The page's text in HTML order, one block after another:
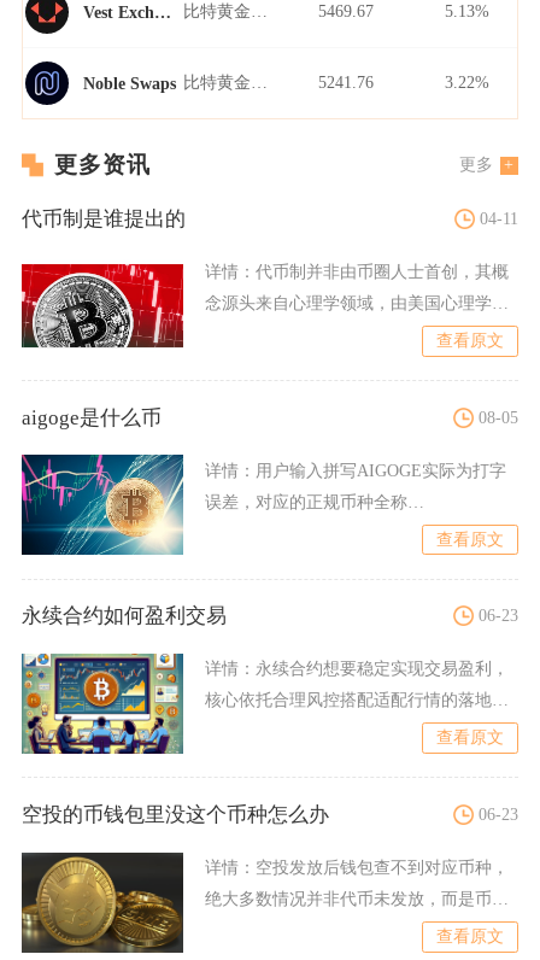
Vest Exchange 5469.67 5.13%
Noble Swaps 5241.76 3.22%
更多资讯 更多
代币制是谁提出的 04-11
详情： 代币制并非由币圈人士首创，其概
念源头来自心理学领域，由美国心理学家
查看原文
aigoge是什么币 08-05
详情： 用户输入拼写AIGOGE实际为打字
误差，对应的正规币种全称
查看原文
永续合约如何盈利交易 06-23
详情： 永续合约想要稳定实现交易盈利，
核心依托合理风控搭配适配行情的落地交
查看原文
空投的币钱包里没这个币种怎么办 06-23
详情： 空投发放后钱包查不到对应币种，
绝大多数情况并非代币未发放，而是币种
查看原文